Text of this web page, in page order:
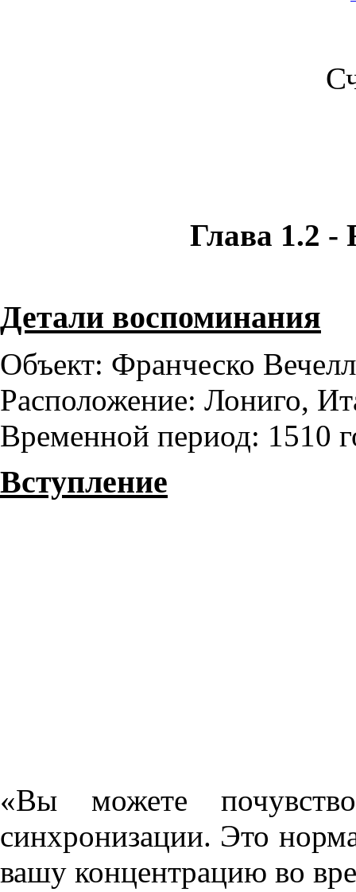
Глава 1.2 -
Детали воспоминания
Объект: Франческо
Расположение: Лониго,
Временной период: 1510
Вступление
«Вы можете
синхронизации. Это
вашу концентрацию во